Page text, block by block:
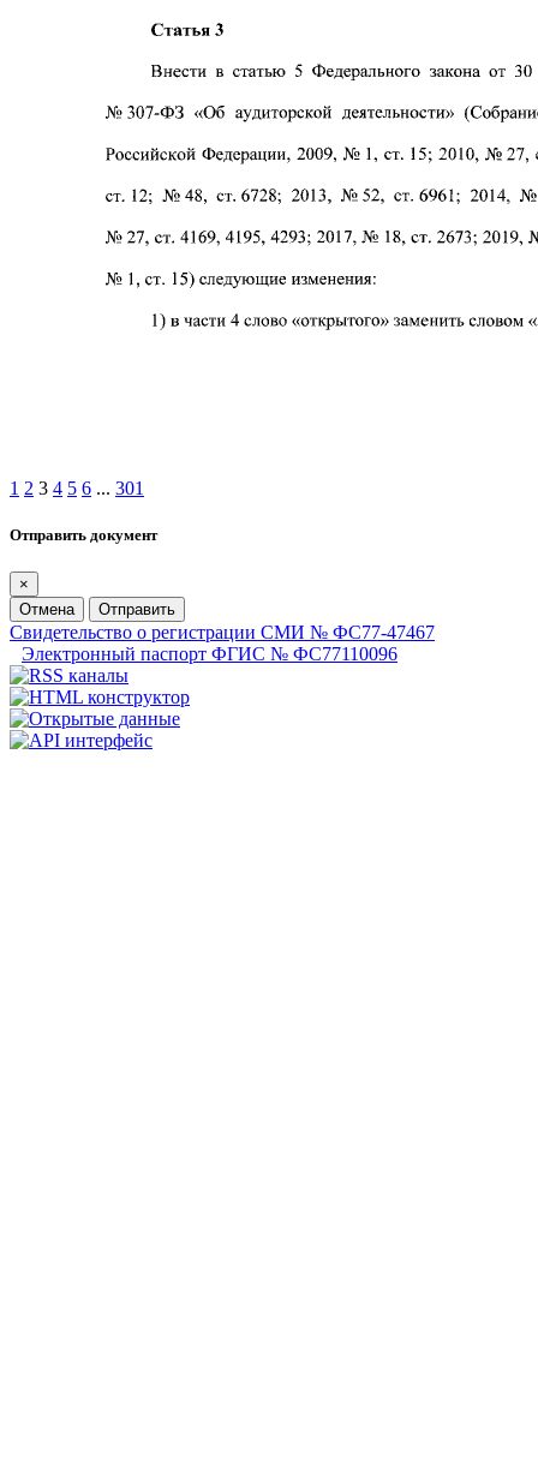
1 2 3 4 5 6 ... 301
Отправить документ
×
Отмена
Отправить
Свидетельство о регистрации СМИ № ФС77-47467
Электронный паспорт ФГИС № ФС77110096